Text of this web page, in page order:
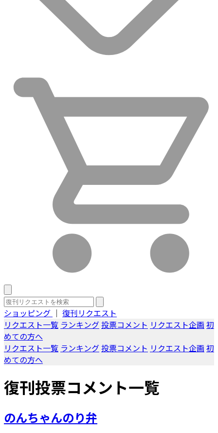
ショッピング ｜ 復刊リクエスト
リクエスト一覧 ランキング投票コメント リクエスト企画 初
めての方へ
リクエスト一覧 ランキング投票コメント リクエスト企画 初
めての方へ
復刊投票コメント一覧
のんちゃんのり弁